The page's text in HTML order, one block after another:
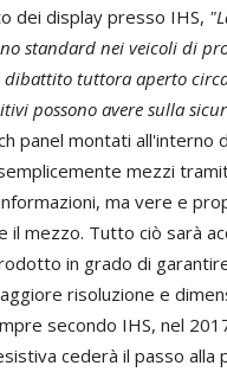
dei display presso IHS,
standard nei veicoli di
dibattito tuttora aperto
possono avere sulla
panel montati all'interno
mezzi
ma vere e
il mezzo. Tutto ciò sarà
in grado di
risoluzione e
secondo IHS, nel
cederà il passo alla